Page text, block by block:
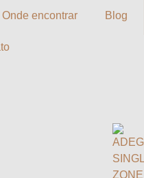
Onde encontrar Blog